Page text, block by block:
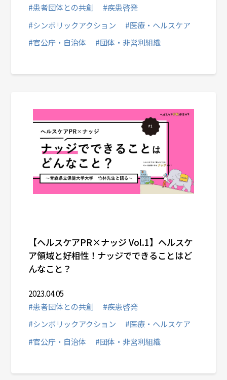
#患者団体との共創
#疾患啓発
#シンボリックアクション
#医療・ヘルスケア
#官公庁・自治体
#団体・非営利組織
【ヘルスケアPR×ナッジ Vol.1】ヘルスケ
ア領域と好相性！ナッジでできることはど
んなこと？
2023.04.05
#患者団体との共創
#疾患啓発
#シンボリックアクション
#医療・ヘルスケア
#官公庁・自治体
#団体・非営利組織